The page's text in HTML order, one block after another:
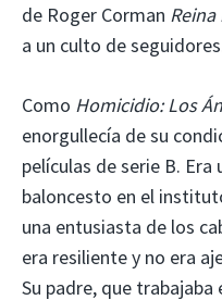
de Roger Corman
a un culto de
Como Homicidio: Los
enorgullecía de su
películas de serie B.
baloncesto en el
una entusiasta de los
era resiliente y no era
Su padre, que